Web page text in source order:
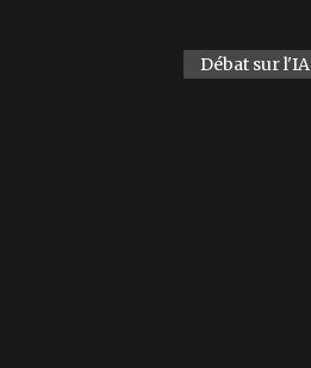
Débat sur l'IA